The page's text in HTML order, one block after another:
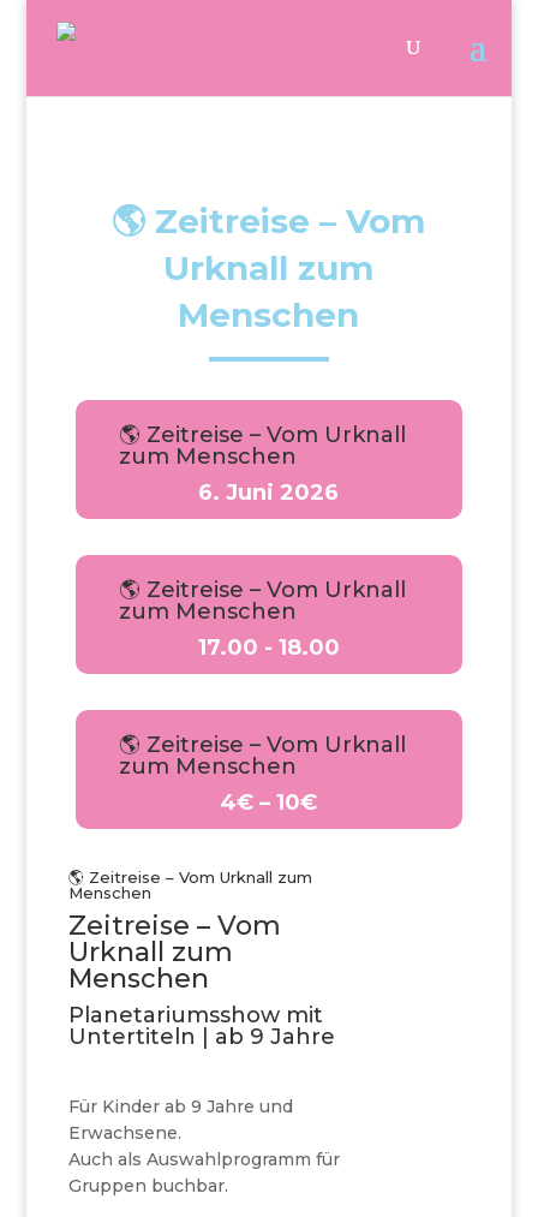
🌎 Zeitreise – Vom
Urknall zum
Menschen
🌎 Zeitreise – Vom Urknall
zum Menschen
6. Juni 2026
🌎 Zeitreise – Vom Urknall
zum Menschen
17.00 - 18.00
🌎 Zeitreise – Vom Urknall
zum Menschen
4€ – 10€
🌎 Zeitreise – Vom Urknall zum
Menschen
Zeitreise – Vom
Urknall zum
Menschen
Planetariumsshow mit
Untertiteln | ab 9 Jahre
Für Kinder ab 9 Jahre und
Erwachsene.
Auch als Auswahlprogramm für
Gruppen buchbar.